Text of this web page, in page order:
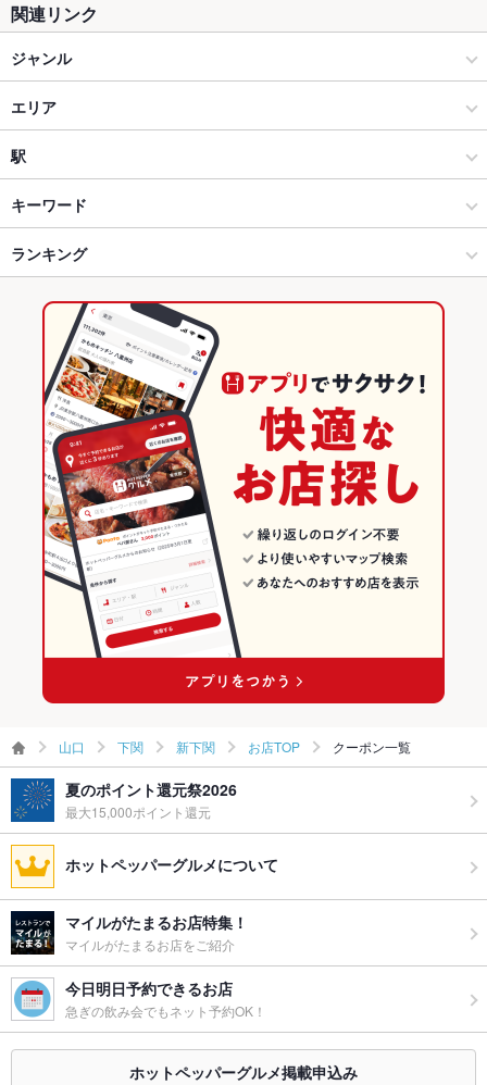
関連リンク
ジャンル
イタリアン・フレンチ
イタリアン
下関 × イタリアン・フレンチ
下関 × イタリアン
新下関駅 × イタリアン・フレンチ
新下関駅 × イタリアン
ダイニングバー・バル
洋・和洋・各国料理・その他
下関 × ダイニングバー・バル
下関 × 洋・和洋・各国料理・その他
新下関駅 × ダイニングバー・バル
新下関駅 × 洋・和洋・各国料理・その他
エリア
新下関
新下関 × イタリアン・フレンチ
新下関 × イタリアン
新下関 × ダイニングバー・バル
新下関 × 洋・和洋・各国料理・その他
山口 × イタリアン・フレンチ
山口 × イタリアン
山口 × ダイニングバー・バル
山口 × 洋・和洋・各国料理・その他
駅
綾羅木駅
新下関駅
キーワード
エビ料理
マルゲリータ ケーキ パンケーキ
チーズケーキ ジェラート
ランキング
山口のグルメランキング
山口のイタリアン・フレンチランキング
山口のイタリアンランキング
下関のグルメランキング
新下関のグルメランキング
山口 下関 新下関 お店TOP クーポン一覧
夏のポイント還元祭2026
最大15,000ポイント還元
ホットペッパーグルメについて
マイルがたまるお店特集！
マイルがたまるお店をご紹介
今日明日予約できるお店
急ぎの飲み会でもネット予約OK！
ホットペッパーグルメ掲載申込み